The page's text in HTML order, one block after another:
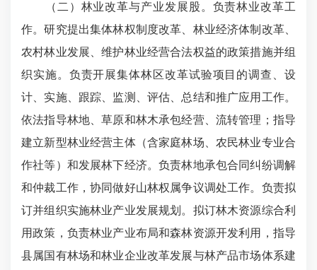
（二）林业改革与产业发展股。负责林业改革工
作。研究提出集体林权制度改革、林业经济体制改革、
农村林业发展、维护林业经营合法权益的政策措施并组
织实施。负责开展集体林区改革试验项目的调查、设
计、实施、跟踪、监测、评估、总结和推广应用工作。
依法指导林地、草原和林木承包经营、流转管理；指导
建立新型林业经营主体（含家庭林场、农民林业专业合
作社等）和发展林下经济。负责林地承包合同纠纷调解
和仲裁工作，协同做好山林权属争议调处工作。负责拟
订并组织实施林业产业发展规划。拟订林木资源综合利
用政策，负责林业产业布局和森林资源开发利用，指导
县属国有林场和林业企业改革发展与林产品市场体系建